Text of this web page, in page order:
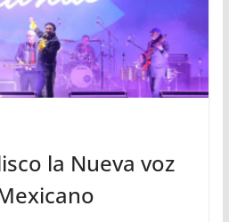
la Nueva voz